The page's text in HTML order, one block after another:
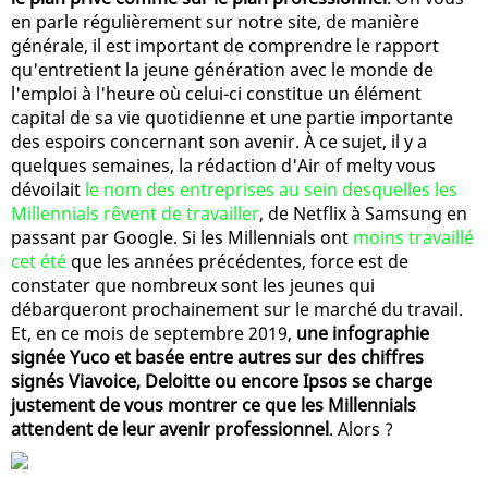
en parle régulièrement sur notre site, de manière
générale, il est important de comprendre le rapport
qu'entretient la jeune génération avec le monde de
l'emploi à l'heure où celui-ci constitue un élément
capital de sa vie quotidienne et une partie importante
des espoirs concernant son avenir. À ce sujet, il y a
quelques semaines, la rédaction d'Air of melty vous
dévoilait le nom des entreprises au sein desquelles les
Millennials rêvent de travailler, de Netflix à Samsung en
passant par Google. Si les Millennials ont moins travaillé
cet été que les années précédentes, force est de
constater que nombreux sont les jeunes qui
débarqueront prochainement sur le marché du travail.
Et, en ce mois de septembre 2019, une infographie
signée Yuco et basée entre autres sur des chiffres
signés Viavoice, Deloitte ou encore Ipsos se charge
justement de vous montrer ce que les Millennials
attendent de leur avenir professionnel. Alors ?